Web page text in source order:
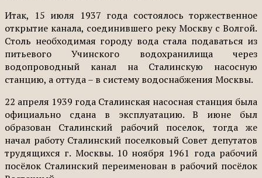
Итак, 15 июля 1937 года состоялось торжественное
открытие канала, соединившего реку Москву с Волгой.
Столь необходимая городу вода стала подаваться из
питьевого Учинского водохранилища через
водопроводный канал на Сталинскую насосную
станцию, а оттуда – в систему водоснабжения Москвы.
22 апреля 1939 года Сталинская насосная станция была
официально сдана в эксплуатацию. В июне был
образован Сталинский рабочий поселок, тогда же
начал работу Сталинский поселковый Совет депутатов
трудящихся г. Москвы. 10 ноября 1961 года рабочий
посёлок Сталинский переименован в рабочий посёлок